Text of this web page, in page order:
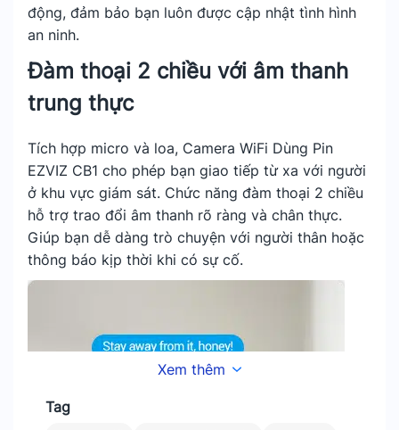
động, đảm bảo bạn luôn được cập nhật tình hình
an ninh.
Đàm thoại 2 chiều với âm thanh
trung thực
Tích hợp micro và loa, Camera WiFi Dùng Pin
EZVIZ CB1 cho phép bạn giao tiếp từ xa với người
ở khu vực giám sát. Chức năng đàm thoại 2 chiều
hỗ trợ trao đổi âm thanh rõ ràng và chân thực.
Giúp bạn dễ dàng trò chuyện với người thân hoặc
thông báo kịp thời khi có sự cố.
Xem thêm
Tag